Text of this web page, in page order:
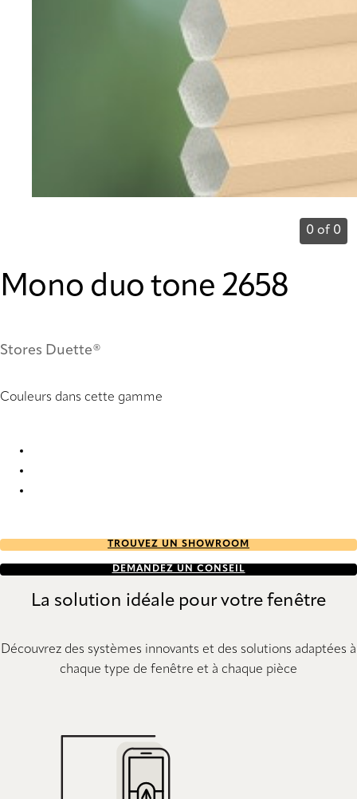
0 of 0
Mono duo tone 2658
Stores Duette®
Couleurs dans cette gamme
TROUVEZ UN SHOWROOM
DEMANDEZ UN CONSEIL
La solution idéale pour votre fenêtre
Découvrez des systèmes innovants et des solutions adaptées à
chaque type de fenêtre et à chaque pièce